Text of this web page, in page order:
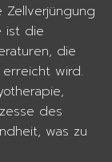
ist die
die
wird.
des
was zu